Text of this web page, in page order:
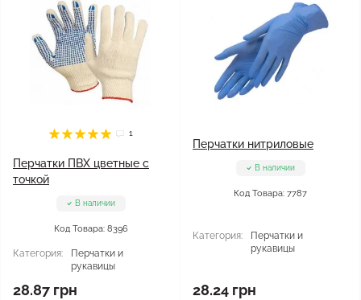
1
Перчатки ПВХ цветные с
точкой
В наличии
Код Товара: 8396
Категория:
Перчатки и
рукавицы
28.87 грн
Перчатки нитриловые
В наличии
Код Товара: 7787
Категория:
Перчатки и
рукавицы
28.24 грн